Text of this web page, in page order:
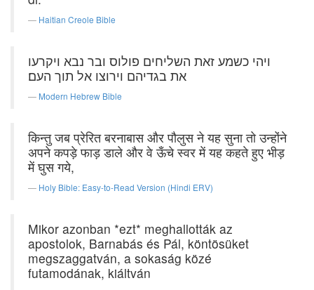
Haitian Creole Bible
ויהי כשמע זאת השליחים פולוס ובר נבא ויקרעו
את בגדיהם וירוצו אל תוך העם׃
Modern Hebrew Bible
किन्तु जब प्रेरित बरनाबास और पौलुस ने यह सुना तो उन्होंने
अपने कपड़े फाड़ डाले और वे ऊँचे स्वर में यह कहते हुए भीड़
में घुस गये,
Holy Bible: Easy-to-Read Version (Hindi ERV)
Mikor azonban *ezt* meghallották az
apostolok, Barnabás és Pál, köntösüket
megszaggatván, a sokaság közé
futamodának, kiáltván